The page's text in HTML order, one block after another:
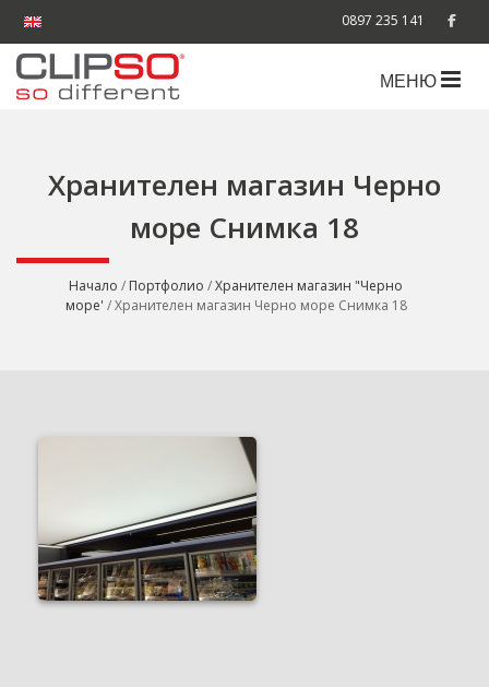
0897 235 141
МЕНЮ
Хранителен магазин Черно
море Снимка 18
Начало / Портфолио /Хранителен магазин "Черно
море' / Хранителен магазин Черно море Снимка 18